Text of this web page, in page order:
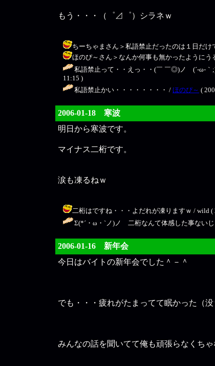
もう・・・（゜⊿゜）シラネｗ
ちーちゃまさん＞私語禁止だったのは１日だ
ほのぴ～さん＞なんか何事も無かったように
私語禁止って・・えっ・・(￣ ￣◎)ノ (´-ω-｀
11:15 )
私語禁止かい・・・・・・・・ / ほのぴ～ (
2006-01-18 寒波
明日から寒波です。
マイナス二桁です。
涙も凍るねｗ
二桁はですね・・・よだれが凍りますｗ / wild (
Σ(*´・ω・`ノ)ノ 二桁なんて体感した事ないじ
2006-01-16 新年会
今日はバイトの新年会でした＾－＾
でも・・・疲れがたまってて眠かった（没
みんなの話を聞いてて俺も頑張らなくちゃ